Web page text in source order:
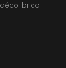
déco-brico-